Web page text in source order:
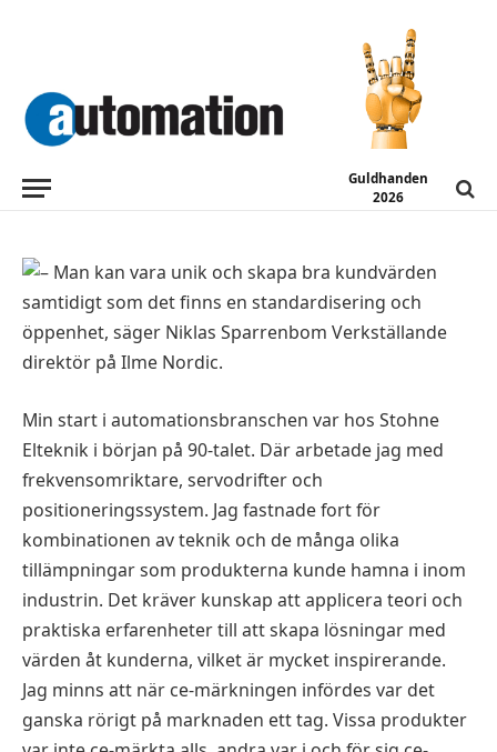
Guldhanden
2026
Standard ökar kundvärdet
Min start i automationsbranschen var hos Stohne
Elteknik i början på 90-talet. Där arbetade jag med
frekvensomriktare, servodrifter och
positioneringssystem. Jag fastnade fort för
kombinationen av teknik och de många olika
tillämpningar som produkterna kunde hamna i inom
industrin. Det kräver kunskap att applicera teori och
praktiska erfarenheter till att skapa lösningar med
värden åt kunderna, vilket är mycket inspirerande.
Jag minns att när ce-märkningen infördes var det
ganska rörigt på marknaden ett tag. Vissa produkter